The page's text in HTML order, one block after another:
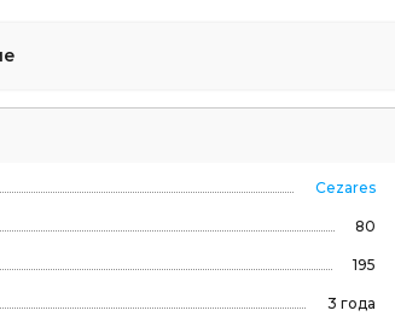
Cezares
80
195
3 года